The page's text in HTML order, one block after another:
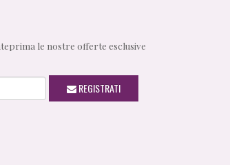
le nostre offerte esclusive
REGISTRATI